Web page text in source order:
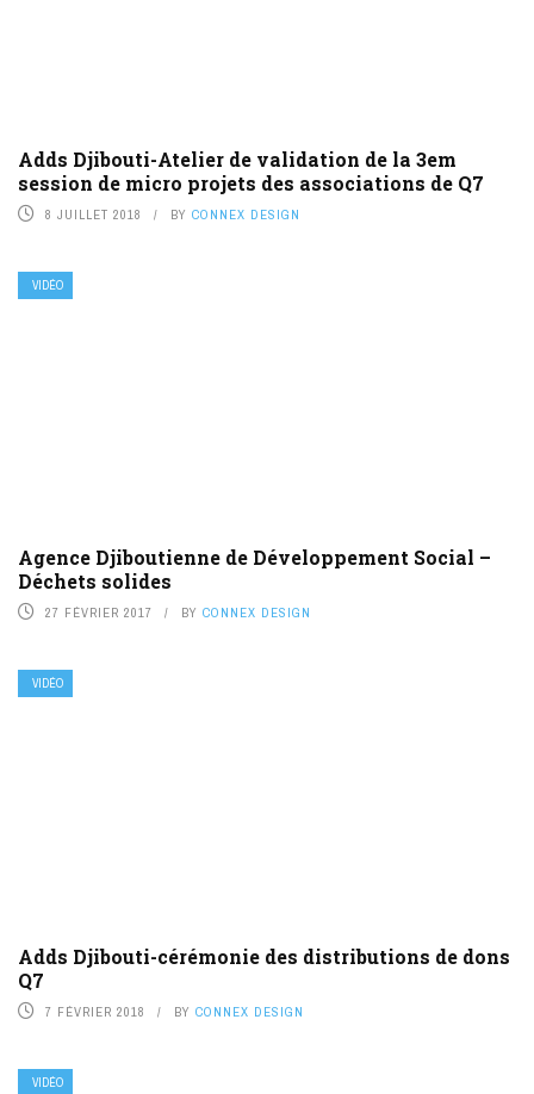
Adds Djibouti-Atelier de validation de la 3em
session de micro projets des associations de Q7
8 JUILLET 2018 BY CONNEX DESIGN
VIDÉO
Agence Djiboutienne de Développement Social –
Déchets solides
27 FÉVRIER 2017 BY CONNEX DESIGN
VIDÉO
Adds Djibouti-cérémonie des distributions de dons
Q7
7 FÉVRIER 2018 BY CONNEX DESIGN
VIDÉO